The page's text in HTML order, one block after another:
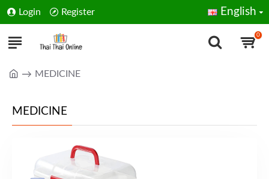
Login Register English
0
MEDICINE
MEDICINE